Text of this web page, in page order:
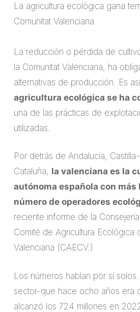
La agricultura ecológica gana
Comunitat Valenciana
La reducción o pérdida de
la Comunitat Valenciana, ha
alternativas de producción. Es
agricultura ecológica se ha
una de las prácticas de
utilizadas.
Por detrás de Andalucía,
Cataluña, la valenciana es la
autónoma española con más
número de operadores
reciente informe de la
Comité de Agricultura Ecológica
Valenciana (CAECV.)
Los números hablan por sí
sector-que hace ocho años era
alcanzó los 724 millones en